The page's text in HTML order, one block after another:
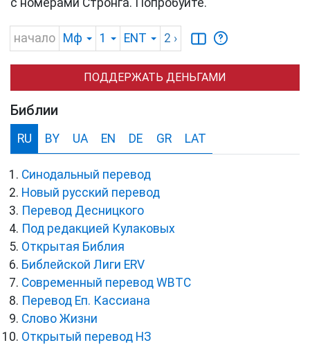
с номерами Стронга. Попробуйте.
начало Мф 1 ENT 2 ›
ПОДДЕРЖАТЬ ДЕНЬГАМИ
Библии
RU BY UA EN DE GR LAT
Синодальный перевод
Новый русский перевод
Перевод Десницкого
Под редакцией Кулаковых
Открытая Библия
Библейской Лиги ERV
Cовременный перевод WBTC
Перевод Еп. Кассиана
Слово Жизни
Открытый перевод НЗ